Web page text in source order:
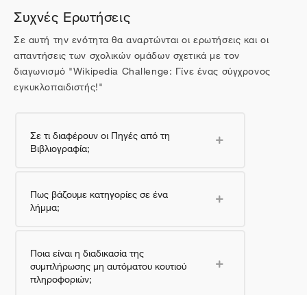
Συχνές Ερωτήσεις
Σε αυτή την ενότητα θα αναρτώνται οι ερωτήσεις και οι
απαντήσεις των σχολικών ομάδων σχετικά με τον
διαγωνισμό "Wikipedia Challenge: Γίνε ένας σύγχρονος
εγκυκλοπαιδιστής!"
Σε τι διαφέρουν οι Πηγές από τη
Βιβλιογραφία;
Πως βάζουμε κατηγορίες σε ένα
λήμμα;
Ποια είναι η διαδικασία της
συμπλήρωσης μη αυτόματου κουτιού
πληροφοριών;